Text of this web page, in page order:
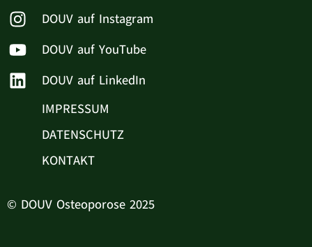
DOUV auf Instagram
DOUV auf YouTube
DOUV auf LinkedIn
IMPRESSUM
DATENSCHUTZ
KONTAKT
© DOUV Osteoporose 2025